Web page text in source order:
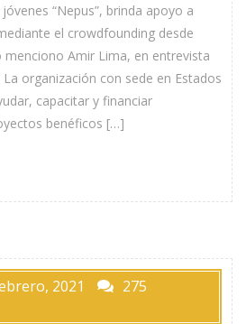
“Nepus”, brinda apoyo a
el crowdfounding desde
menciono Amir Lima, en entrevista
organización con sede en Estados
capacitar y financiar
benéficos […]
2021
275